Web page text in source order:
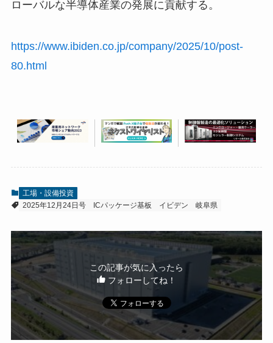
ローバルな半導体産業の発展に貢献する。
https://www.ibiden.co.jp/company/2025/10/post-
80.html
工場・設備投資
2025年12月24日号
ICパッケージ基板 イビデン 岐阜県
この記事が気に入ったら
フォローしてね！